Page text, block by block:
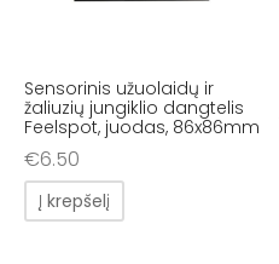
Sensorinis užuolaidų ir
žaliuzių jungiklio dangtelis
Feelspot, juodas, 86x86mm
€6.50
Į krepšelį